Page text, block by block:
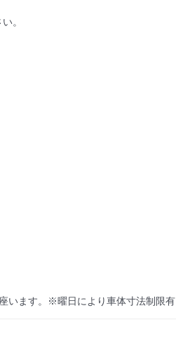
。
います。※曜日により車体寸法制限有